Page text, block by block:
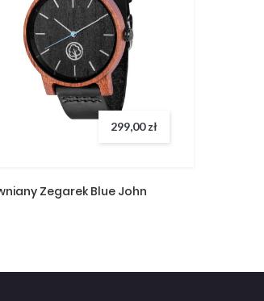
299,00 zł
Zegarek Blue John